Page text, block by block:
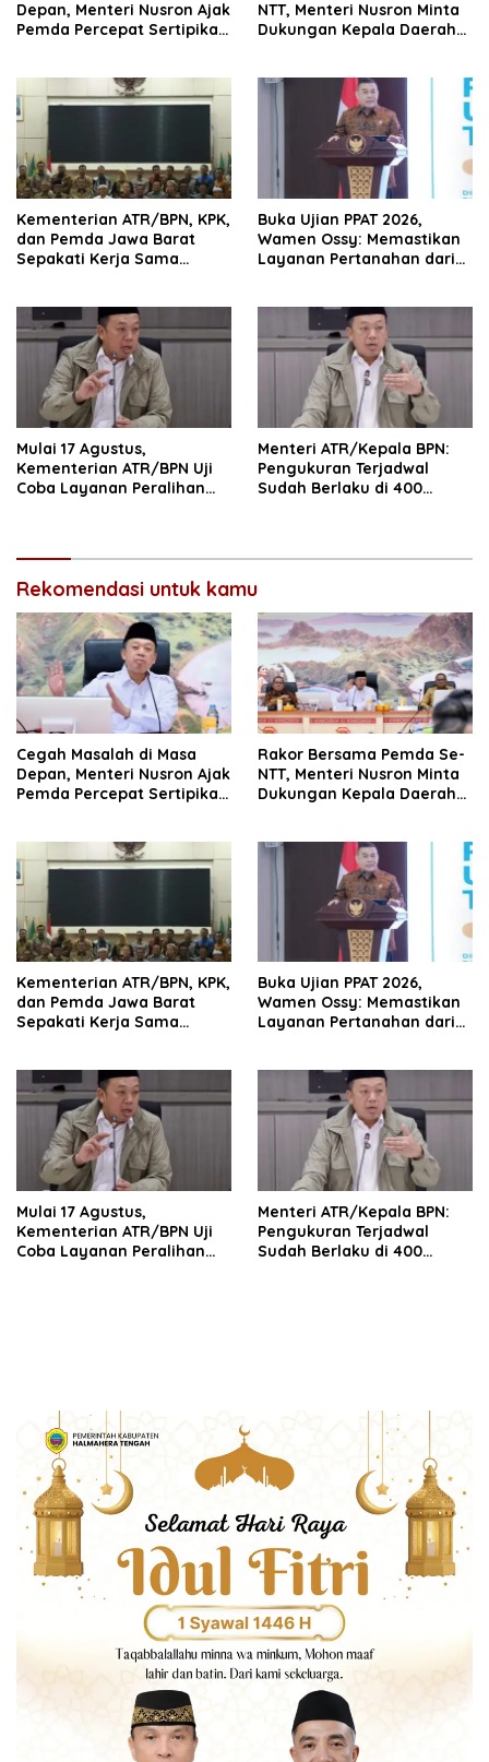
Depan, Menteri Nusron Ajak
Pemda Percepat Sertipikasi
NTT, Menteri Nusron Minta
Dukungan Kepala Daerah
Kementerian ATR/BPN, KPK,
dan Pemda Jawa Barat
Sepakati Kerja Sama
Ekonomi Daerah
Buka Ujian PPAT 2026,
Wamen Ossy: Memastikan
Layanan Pertanahan dari
Berintegritas
Mulai 17 Agustus,
Kementerian ATR/BPN Uji
Coba Layanan Peralihan
Menteri ATR/Kepala BPN:
Pengukuran Terjadwal
Sudah Berlaku di 400
Rekomendasi untuk kamu
Cegah Masalah di Masa
Depan, Menteri Nusron Ajak
Pemda Percepat Sertipikasi
Rakor Bersama Pemda Se-
NTT, Menteri Nusron Minta
Dukungan Kepala Daerah
Kementerian ATR/BPN, KPK,
dan Pemda Jawa Barat
Sepakati Kerja Sama
Ekonomi Daerah
Buka Ujian PPAT 2026,
Wamen Ossy: Memastikan
Layanan Pertanahan dari
Berintegritas
Mulai 17 Agustus,
Kementerian ATR/BPN Uji
Coba Layanan Peralihan
Menteri ATR/Kepala BPN:
Pengukuran Terjadwal
Sudah Berlaku di 400